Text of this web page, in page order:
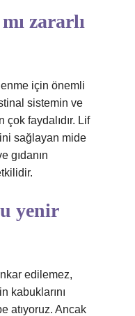
zararlı
için önemli
sistemin ve
çok faydalıdır. Lif
sağlayan mide
gıdanın
yenir
edilemez,
kabuklarını
atıyoruz. Ancak